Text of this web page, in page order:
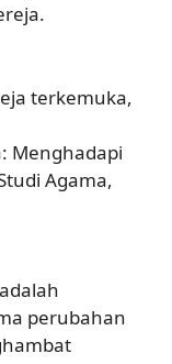
terkemuka,
Menghadapi
Agama,
perubahan